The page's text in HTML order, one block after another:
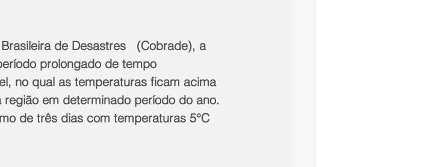
de Desastres   (Cobrade), a
prolongado de tempo
no qual as temperaturas ficam acima
em determinado período do ano.
de três dias com temperaturas 5°C